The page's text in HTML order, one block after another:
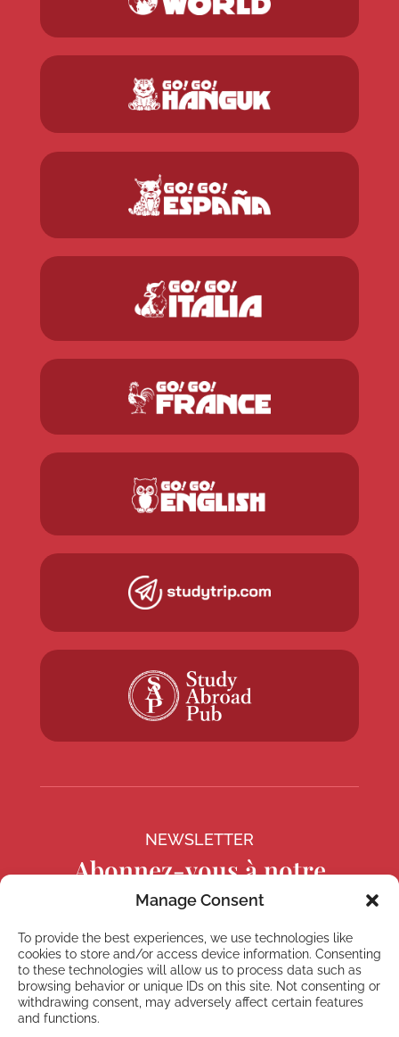
Manage Consent
To provide the best experiences, we use technologies like
cookies to store and/or access device information. Consenting
to these technologies will allow us to process data such as
browsing behavior or unique IDs on this site. Not consenting or
withdrawing consent, may adversely affect certain features
and functions.
NEWSLETTER
Abonnez-vous à notre
Newsletter
S'abonner